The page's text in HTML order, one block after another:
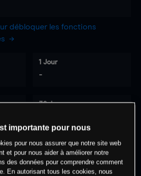
débloquer les fonctions
1 Jour
-
30 Jours
ont une position àsur
importante pour nous
pour nous assurer que notre site web
et pour nous aider à améliorer notre
des données pour comprendre comment
En autorisant tous les cookies, nous